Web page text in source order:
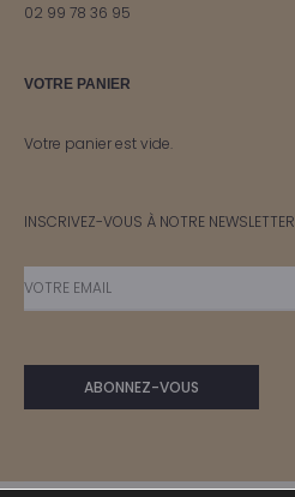
02 99 78 36 95
VOTRE PANIER
Votre panier est vide.
INSCRIVEZ-VOUS À NOTRE NEWSLETTER